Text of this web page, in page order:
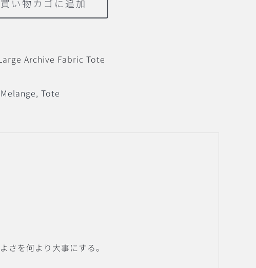
い物カゴに追加
Archive Fabric Tote
, Tote
さを何より大事にする。